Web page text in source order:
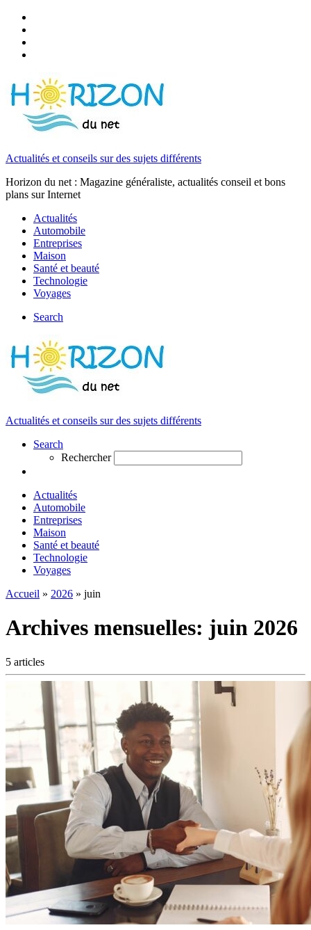
Actualités et conseils sur des sujets différents
Horizon du net : Magazine généraliste, actualités conseil et bons
plans sur Internet
Actualités
Automobile
Entreprises
Maison
Santé et beauté
Technologie
Voyages
Search
Actualités et conseils sur des sujets différents
Search
Rechercher
Actualités
Automobile
Entreprises
Maison
Santé et beauté
Technologie
Voyages
Accueil » 2026 » juin
Archives mensuelles: juin 2026
5 articles